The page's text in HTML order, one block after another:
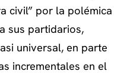
civil” por la polémica
sus partidarios,
universal, en parte
incrementales en el